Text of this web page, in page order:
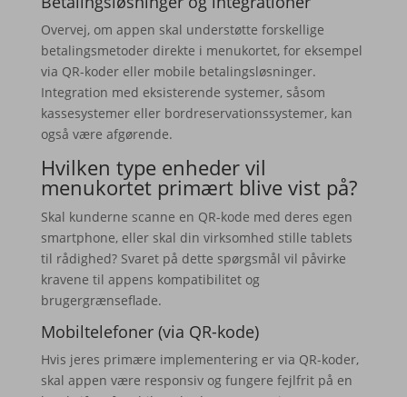
Overvej, om appen skal understøtte forskellige
betalingsmetoder direkte i menukortet, for eksempel
via QR-koder eller mobile betalingsløsninger.
Integration med eksisterende systemer, såsom
kassesystemer eller bordreservationssystemer, kan
også være afgørende.
Hvilken type enheder vil
menukortet primært blive vist på?
Skal kunderne scanne en QR-kode med deres egen
smartphone, eller skal din virksomhed stille tablets
til rådighed? Svaret på dette spørgsmål vil påvirke
kravene til appens kompatibilitet og
brugergrænseflade.
Mobiltelefoner (via QR-kode)
Hvis jeres primære implementering er via QR-koder,
skal appen være responsiv og fungere fejlfrit på en